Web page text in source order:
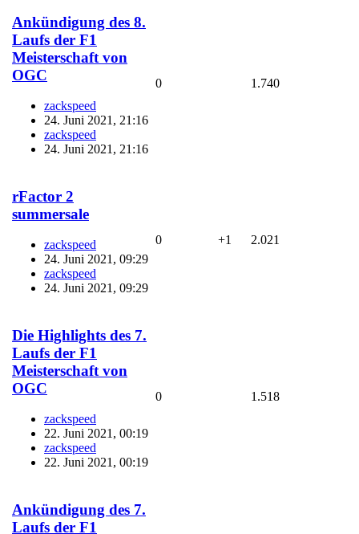
Ankündigung des 8.
Laufs der F1
Meisterschaft von
OGC
zackspeed
24. Juni 2021, 21:16
zackspeed
24. Juni 2021, 21:16
0 1.740
rFactor 2
summersale
zackspeed
24. Juni 2021, 09:29
zackspeed
24. Juni 2021, 09:29
0 +1 2.021
Die Highlights des 7.
Laufs der F1
Meisterschaft von
OGC
zackspeed
22. Juni 2021, 00:19
zackspeed
22. Juni 2021, 00:19
0 1.518
Ankündigung des 7.
Laufs der F1